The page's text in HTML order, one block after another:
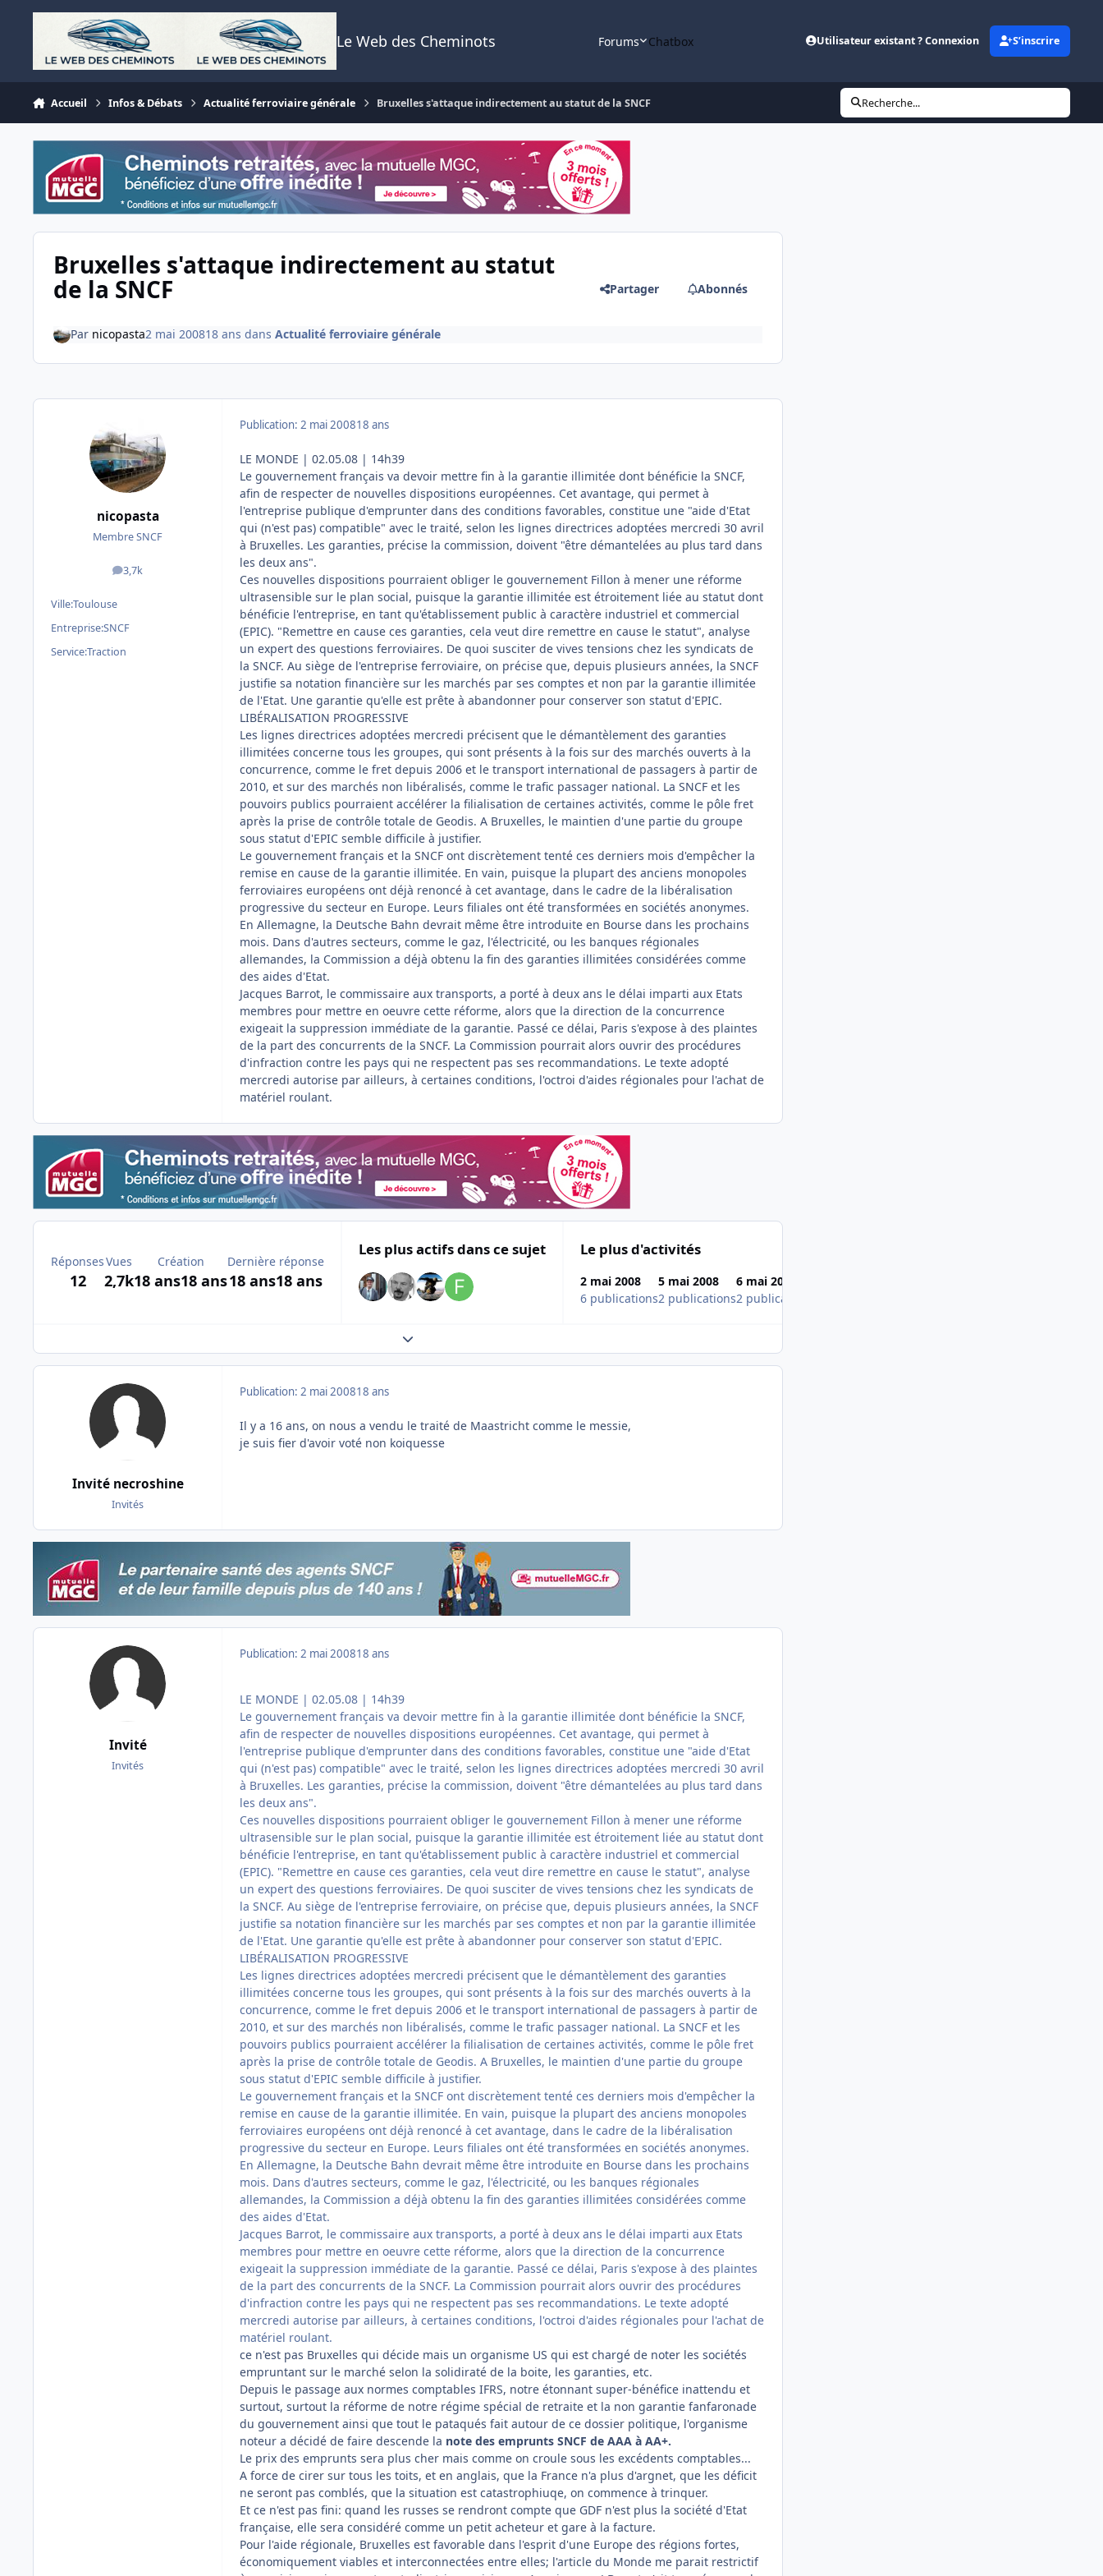
Aller au contenu
Le Web des Cheminots Forums Chatbox Utilisateur existant ? Connexion S’inscrire
Accueil Infos & Débats Actualité ferroviaire générale Bruxelles s'attaque indirectement au statut de la SNCF Recherche...
Bruxelles s'attaque indirectement au statut
de la SNCF Partager Abonnés
Par nicopasta2 mai 200818 ans dans Actualité ferroviaire générale
nicopasta
Membre SNCF
3,7k
messages
Ville:Toulouse
Entreprise:SNCF
Service:Traction
Publication: 2 mai 200818 ans
LE MONDE | 02.05.08 | 14h39
Le gouvernement français va devoir mettre fin à la garantie illimitée dont bénéficie la SNCF,
afin de respecter de nouvelles dispositions européennes. Cet avantage, qui permet à
l'entreprise publique d'emprunter dans des conditions favorables, constitue une "aide d'Etat
qui (n'est pas) compatible" avec le traité, selon les lignes directrices adoptées mercredi 30 avril
à Bruxelles. Les garanties, précise la commission, doivent "être démantelées au plus tard dans
les deux ans".
Ces nouvelles dispositions pourraient obliger le gouvernement Fillon à mener une réforme
ultrasensible sur le plan social, puisque la garantie illimitée est étroitement liée au statut dont
bénéficie l'entreprise, en tant qu'établissement public à caractère industriel et commercial
(EPIC). "Remettre en cause ces garanties, cela veut dire remettre en cause le statut", analyse
un expert des questions ferroviaires. De quoi susciter de vives tensions chez les syndicats de
la SNCF. Au siège de l'entreprise ferroviaire, on précise que, depuis plusieurs années, la SNCF
justifie sa notation financière sur les marchés par ses comptes et non par la garantie illimitée
de l'Etat. Une garantie qu'elle est prête à abandonner pour conserver son statut d'EPIC.
LIBÉRALISATION PROGRESSIVE
Les lignes directrices adoptées mercredi précisent que le démantèlement des garanties
illimitées concerne tous les groupes, qui sont présents à la fois sur des marchés ouverts à la
concurrence, comme le fret depuis 2006 et le transport international de passagers à partir de
2010, et sur des marchés non libéralisés, comme le trafic passager national. La SNCF et les
pouvoirs publics pourraient accélérer la filialisation de certaines activités, comme le pôle fret
après la prise de contrôle totale de Geodis. A Bruxelles, le maintien d'une partie du groupe
sous statut d'EPIC semble difficile à justifier.
Le gouvernement français et la SNCF ont discrètement tenté ces derniers mois d'empêcher la
remise en cause de la garantie illimitée. En vain, puisque la plupart des anciens monopoles
ferroviaires européens ont déjà renoncé à cet avantage, dans le cadre de la libéralisation
progressive du secteur en Europe. Leurs filiales ont été transformées en sociétés anonymes.
En Allemagne, la Deutsche Bahn devrait même être introduite en Bourse dans les prochains
mois. Dans d'autres secteurs, comme le gaz, l'électricité, ou les banques régionales
allemandes, la Commission a déjà obtenu la fin des garanties illimitées considérées comme
des aides d'Etat.
Jacques Barrot, le commissaire aux transports, a porté à deux ans le délai imparti aux Etats
membres pour mettre en oeuvre cette réforme, alors que la direction de la concurrence
exigeait la suppression immédiate de la garantie. Passé ce délai, Paris s'expose à des plaintes
de la part des concurrents de la SNCF. La Commission pourrait alors ouvrir des procédures
d'infraction contre les pays qui ne respectent pas ses recommandations. Le texte adopté
mercredi autorise par ailleurs, à certaines conditions, l'octroi d'aides régionales pour l'achat de
matériel roulant.
Réponses
12
Vues
2,7k
Création
18 ans18 ans
Dernière réponse
18 ans18 ans
Les plus actifs dans ce sujet Le plus d'activités
2 mai 2008
6 publications
5 mai 2008
2 publications
6 mai 2008
2 publications
Expand topic overview
Invité necroshine
Invités
Publication: 2 mai 200818 ans
Il y a 16 ans, on nous a vendu le traité de Maastricht comme le messie,
je suis fier d'avoir voté non koiquesse
Invité
Invités
Publication: 2 mai 200818 ans
LE MONDE | 02.05.08 | 14h39
Le gouvernement français va devoir mettre fin à la garantie illimitée dont bénéficie la SNCF,
afin de respecter de nouvelles dispositions européennes. Cet avantage, qui permet à
l'entreprise publique d'emprunter dans des conditions favorables, constitue une "aide d'Etat
qui (n'est pas) compatible" avec le traité, selon les lignes directrices adoptées mercredi 30 avril
à Bruxelles. Les garanties, précise la commission, doivent "être démantelées au plus tard dans
les deux ans".
Ces nouvelles dispositions pourraient obliger le gouvernement Fillon à mener une réforme
ultrasensible sur le plan social, puisque la garantie illimitée est étroitement liée au statut dont
bénéficie l'entreprise, en tant qu'établissement public à caractère industriel et commercial
(EPIC). "Remettre en cause ces garanties, cela veut dire remettre en cause le statut", analyse
un expert des questions ferroviaires. De quoi susciter de vives tensions chez les syndicats de
la SNCF. Au siège de l'entreprise ferroviaire, on précise que, depuis plusieurs années, la SNCF
justifie sa notation financière sur les marchés par ses comptes et non par la garantie illimitée
de l'Etat. Une garantie qu'elle est prête à abandonner pour conserver son statut d'EPIC.
LIBÉRALISATION PROGRESSIVE
Les lignes directrices adoptées mercredi précisent que le démantèlement des garanties
illimitées concerne tous les groupes, qui sont présents à la fois sur des marchés ouverts à la
concurrence, comme le fret depuis 2006 et le transport international de passagers à partir de
2010, et sur des marchés non libéralisés, comme le trafic passager national. La SNCF et les
pouvoirs publics pourraient accélérer la filialisation de certaines activités, comme le pôle fret
après la prise de contrôle totale de Geodis. A Bruxelles, le maintien d'une partie du groupe
sous statut d'EPIC semble difficile à justifier.
Le gouvernement français et la SNCF ont discrètement tenté ces derniers mois d'empêcher la
remise en cause de la garantie illimitée. En vain, puisque la plupart des anciens monopoles
ferroviaires européens ont déjà renoncé à cet avantage, dans le cadre de la libéralisation
progressive du secteur en Europe. Leurs filiales ont été transformées en sociétés anonymes.
En Allemagne, la Deutsche Bahn devrait même être introduite en Bourse dans les prochains
mois. Dans d'autres secteurs, comme le gaz, l'électricité, ou les banques régionales
allemandes, la Commission a déjà obtenu la fin des garanties illimitées considérées comme
des aides d'Etat.
Jacques Barrot, le commissaire aux transports, a porté à deux ans le délai imparti aux Etats
membres pour mettre en oeuvre cette réforme, alors que la direction de la concurrence
exigeait la suppression immédiate de la garantie. Passé ce délai, Paris s'expose à des plaintes
de la part des concurrents de la SNCF. La Commission pourrait alors ouvrir des procédures
d'infraction contre les pays qui ne respectent pas ses recommandations. Le texte adopté
mercredi autorise par ailleurs, à certaines conditions, l'octroi d'aides régionales pour l'achat de
matériel roulant.
ce n'est pas Bruxelles qui décide mais un organisme US qui est chargé de noter les sociétés
empruntant sur le marché selon la solidiraté de la boite, les garanties, etc.
Depuis le passage aux normes comptables IFRS, notre étonnant super-bénéfice inattendu et
surtout, surtout la réforme de notre régime spécial de retraite et la non garantie fanfaronade
du gouvernement ainsi que tout le pataqués fait autour de ce dossier politique, l'organisme
noteur a décidé de faire descende la note des emprunts SNCF de AAA à AA+.
Le prix des emprunts sera plus cher mais comme on croule sous les excédents comptables...
A force de cirer sur tous les toits, et en anglais, que la France n'a plus d'argnet, que les déficit
ne seront pas comblés, que la situation est catastrophiuqe, on commence à trinquer.
Et ce n'est pas fini: quand les russes se rendront compte que GDF n'est plus la société d'Etat
française, elle sera considéré comme un petit acheteur et gare à la facture.
Pour l'aide régionale, Bruxelles est favorable dans l'esprit d'une Europe des régions fortes,
économiquement viables et interconnectées entre elles; l'article du Monde me parait restrictif